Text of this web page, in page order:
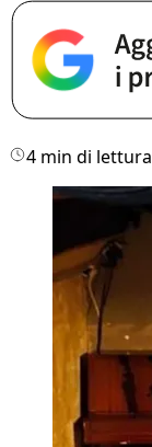
4 min di lettura